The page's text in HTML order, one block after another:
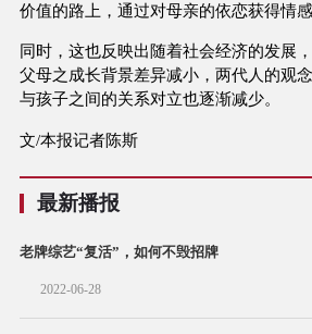
价值的路上，通过对母亲的依恋获得情感
同时，这也反映出随着社会经济的发展
父母之成长背景差异减小，两代人的观
与孩子之间的关系对立也逐渐减少。
文/本报记者陈斯
最新播报
老牌综艺“复活”，如何不毁招牌
2022-06-28